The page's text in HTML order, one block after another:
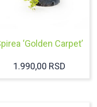
‘Golden Carpet’
1.990,00 RSD